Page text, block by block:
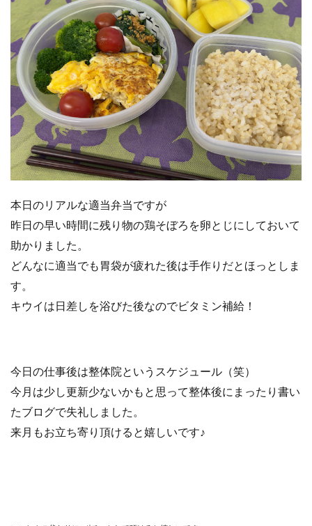
本日のリアルな適当弁当ですが
昨日の早い時間に残り物の鶏そぼろを卵とじにしておいて
助かりました。
どんなに適当でも胃袋が疲れた後は手作りだとほっとしま
す。
キウイは日差しを浴びた後なのでビタミン補給！
今日の仕事後は整体院というスケジュール（笑）
今月は少し更新少ないかもと思って整体後にまったり書い
たブログで失礼しました。
来月もお立ち寄り頂けると嬉しいです♪